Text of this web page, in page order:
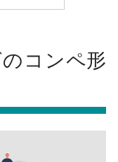
コンペ形